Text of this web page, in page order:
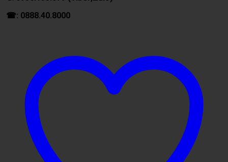
☎: 0888.40.8000